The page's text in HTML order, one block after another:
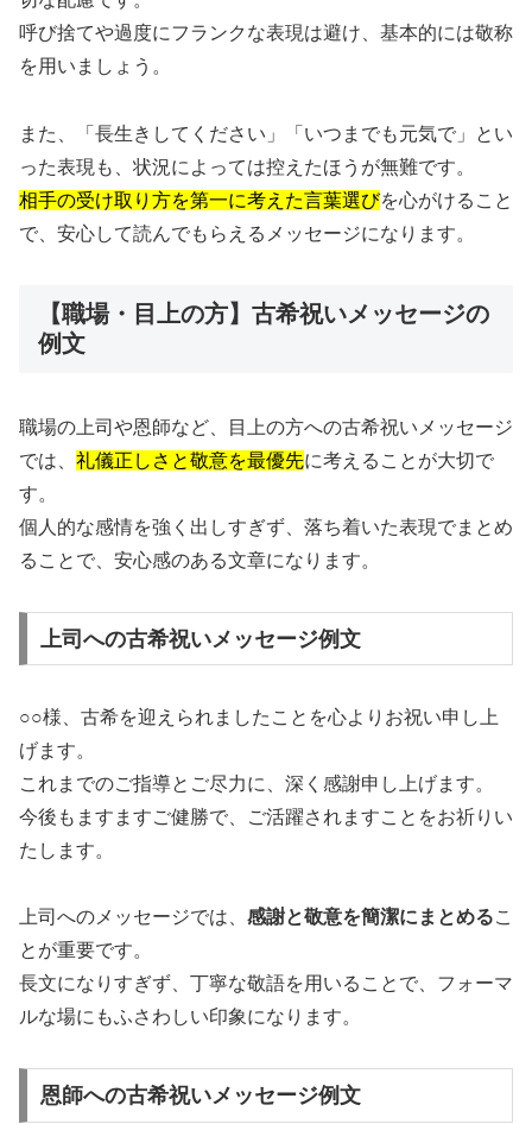
呼び捨てや過度にフランクな表現は避け、基本的には敬称
を用いましょう。
また、「長生きしてください」「いつまでも元気で」とい
った表現も、状況によっては控えたほうが無難です。
相手の受け取り方を第一に考えた言葉選びを心がけること
で、安心して読んでもらえるメッセージになります。
【職場・目上の方】古希祝いメッセージの
例文
職場の上司や恩師など、目上の方への古希祝いメッセージ
では、 礼儀正しさと敬意を最優先に考えることが大切で
す。
個人的な感情を強く出しすぎず、落ち着いた表現でまとめ
ることで、安心感のある文章になります。
上司への古希祝いメッセージ例文
○○様、古希を迎えられましたことを心よりお祝い申し上
げます。
これまでのご指導とご尽力に、深く感謝申し上げます。
今後もますますご健勝で、ご活躍されますことをお祈りい
たします。
上司へのメッセージでは、 感謝と敬意を簡潔にまとめるこ
とが重要です。
長文になりすぎず、丁寧な敬語を用いることで、フォーマ
ルな場にもふさわしい印象になります。
恩師への古希祝いメッセージ例文